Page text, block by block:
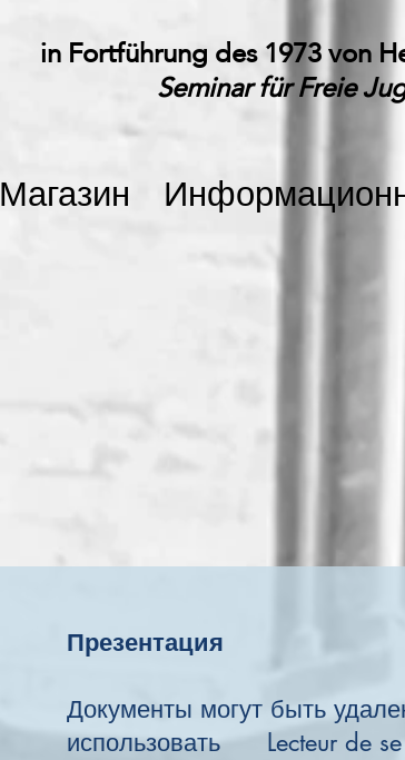
in Fortführung des 1973 von
Seminar für Freie
Магазин
Презентация
Документы могут быть
использовать Lecteur de se